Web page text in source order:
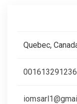
Quebec,